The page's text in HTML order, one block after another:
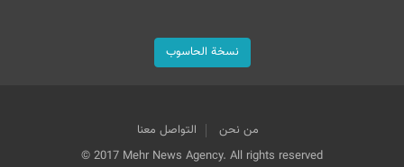
نسخة الحاسوب
من نحن
التواصل معنا
© 2017 Mehr News Agency. All rights reserved